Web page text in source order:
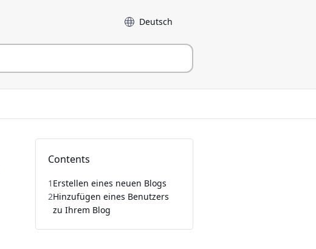
Sprache
Contents
1 Erstellen eines neuen Blogs
2Hinzufügen eines Benutzers
zu Ihrem Blog